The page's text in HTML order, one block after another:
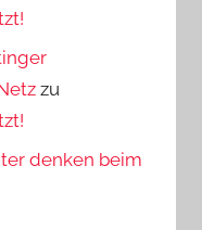
zu
denken beim